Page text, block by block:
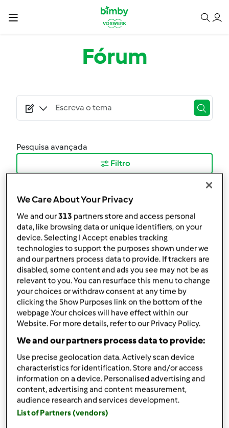
Passar para o conteúdo principal
Fórum
Pesquisa avançada
Filtro
Mais Recentes
Resultados por página:
10
PROJETO BIMBY® COMMUNITY STARS
O projeto Bimby® Community Stars é um projeto piloto para os fãs
da Bimby® que gostam de ajudar outros membros, de partilhar as
suas experiências, de criar e inserir receitas na Comunidade de
Receitas e Redes Sociais e de nos dar a sua opinião sobre os nossos
serviços online para nos ajudar a melhorar a experiência dos nossos
Clientes com a Bimby®. O projeto Bimby® Community Stars está a
decorrer em Portugal desde setembro de 2018 e durante este
periodo já conhecemos 17 “Community Stars” em Portugal e cerca
de 150 a nível internacional. Estamos em constante contacto com
os nossos "Bimby® Community Stars", dando-lhes dicas, fazendo
partilha de experiências, recolhendo feedback sobre os nossos
We Care About Your Privacy
We and our313 partners store and access personal
data, like browsing data or unique identifiers, on your
device. Selecting I Accept enables tracking
technologies to support the purposes shown under we
and our partners process data to provide. If trackers are
disabled, some content and ads you see may not be as
relevant to you. You can resurface this menu to change
your choices or withdraw consent at any time by
clicking the Show Purposes link on the bottom of the
webpage .Your choices will have effect within our
Website. For more details, refer to our Privacy Policy.
We and our partners process data to provide:
Use precise geolocation data. Actively scan device
characteristics for identification. Store and/or access
information on a device. Personalised advertising and
content, advertising and content measurement,
audience research and services development.
List of Partners (vendors)